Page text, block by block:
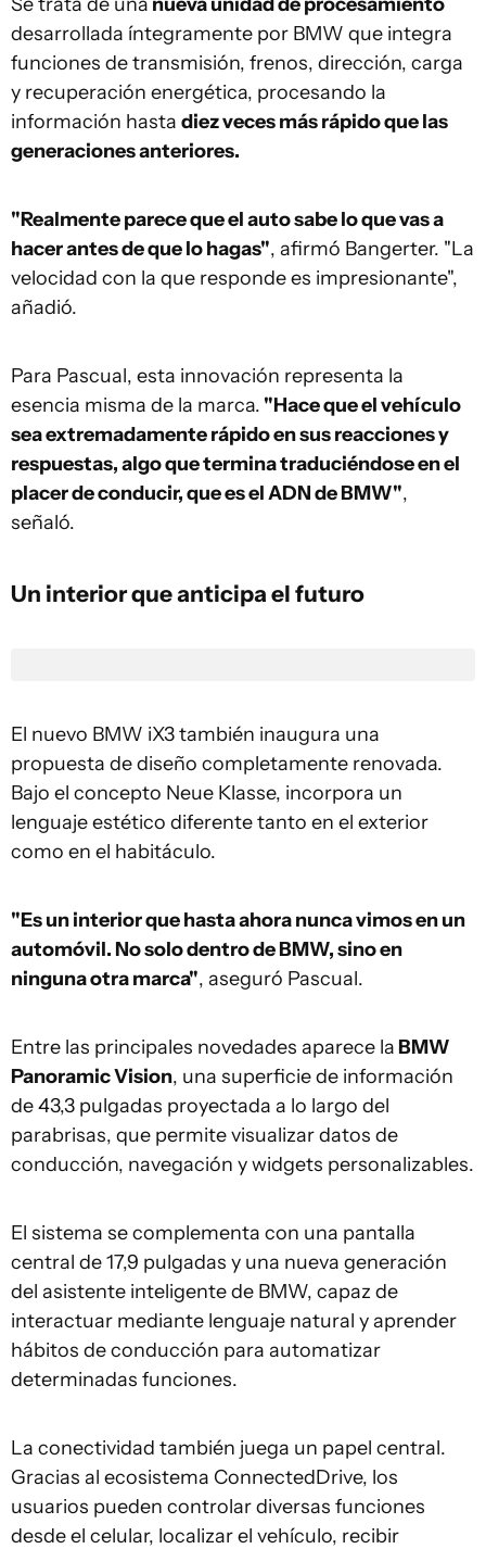
desarrollada íntegramente por BMW que integra
funciones de transmisión, frenos, dirección, carga
y recuperación energética, procesando la
información hasta diez veces más rápido que las
generaciones anteriores.
"Realmente parece que el auto sabe lo que vas a
hacer antes de que lo hagas", afirmó Bangerter. "La
velocidad con la que responde es impresionante",
añadió.
Para Pascual, esta innovación representa la
esencia misma de la marca. "Hace que el vehículo
sea extremadamente rápido en sus reacciones y
respuestas, algo que termina traduciéndose en el
placer de conducir, que es el ADN de BMW",
señaló.
Un interior que anticipa el futuro
El nuevo BMW iX3 también inaugura una
propuesta de diseño completamente renovada.
Bajo el concepto Neue Klasse, incorpora un
lenguaje estético diferente tanto en el exterior
como en el habitáculo.
"Es un interior que hasta ahora nunca vimos en un
automóvil. No solo dentro de BMW, sino en
ninguna otra marca", aseguró Pascual.
Entre las principales novedades aparece la BMW
Panoramic Vision, una superficie de información
de 43,3 pulgadas proyectada a lo largo del
parabrisas, que permite visualizar datos de
conducción, navegación y widgets personalizables.
El sistema se complementa con una pantalla
central de 17,9 pulgadas y una nueva generación
del asistente inteligente de BMW, capaz de
interactuar mediante lenguaje natural y aprender
hábitos de conducción para automatizar
determinadas funciones.
La conectividad también juega un papel central.
Gracias al ecosistema ConnectedDrive, los
usuarios pueden controlar diversas funciones
desde el celular, localizar el vehículo, recibir